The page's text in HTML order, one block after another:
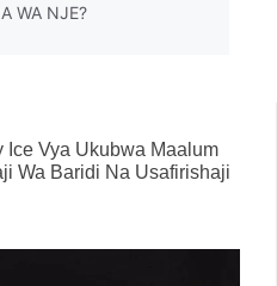
WA NJE?
Ice Vya Ukubwa Maalum
Wa Baridi Na Usafirishaji